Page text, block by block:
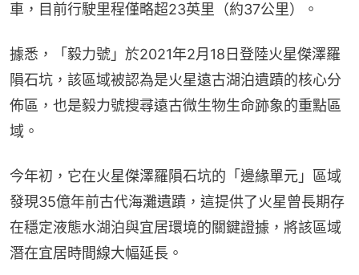
車，目前行駛里程僅略超23英里（約37公里）。
據悉，「毅力號」於2021年2月18日登陸火星傑澤羅
隕石坑，該區域被認為是火星遠古湖泊遺蹟的核心分
佈區，也是毅力號搜尋遠古微生物生命跡象的重點區
域。
今年初，它在火星傑澤羅隕石坑的「邊緣單元」區域
發現35億年前古代海灘遺蹟，這提供了火星曾長期存
在穩定液態水湖泊與宜居環境的關鍵證據，將該區域
潛在宜居時間線大幅延長。